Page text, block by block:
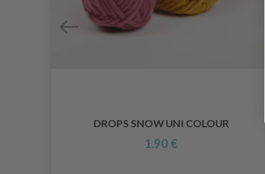
DROPS SNOW UNI COLOUR
1.90 €